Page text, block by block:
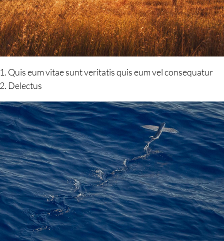
Quis eum vitae sunt veritatis quis eum vel consequatur
Delectus